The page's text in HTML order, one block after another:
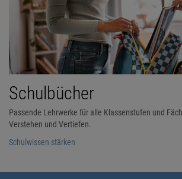
Schulbücher
Passende Lehrwerke für alle Klassenstufen und
Verstehen und Vertiefen.
Schulwissen stärken